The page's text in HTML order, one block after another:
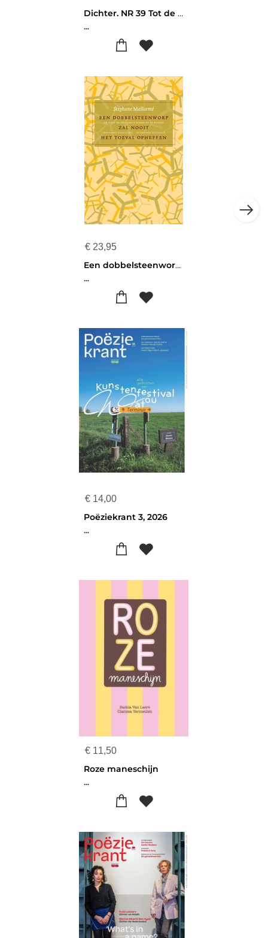
Dichter. NR 39 Tot de maan
...
€ 23,95
Een dobbelsteenworp zal nooit het toeval opheffen
...
€ 14,00
Poëziekrant 3, 2026
...
€ 11,50
Roze maneschijn
...